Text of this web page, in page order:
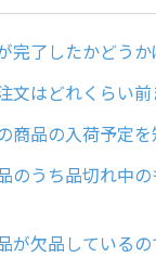
完了したかどう
文はどれくらい
商品の入荷予定
のうち品切れ中
が欠品している